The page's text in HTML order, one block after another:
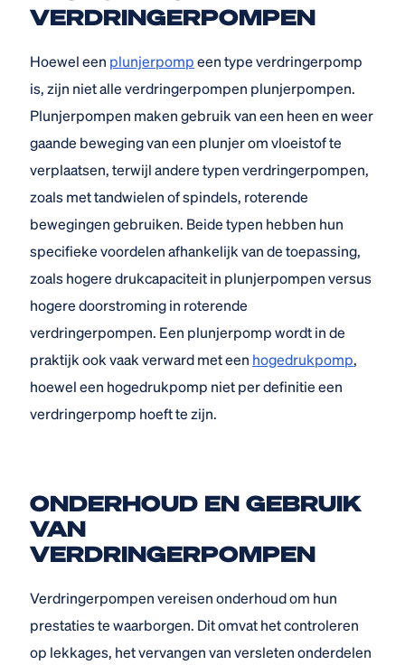
VERDRINGERPOMPEN
Hoewel een plunjerpompeen type verdringerpomp
is, zijn niet alle verdringerpompen plunjerpompen.
Plunjerpompen maken gebruik van een heen en weer
gaande beweging van een plunjer om vloeistof te
verplaatsen, terwijl andere typen verdringerpompen,
zoals met tandwielen of spindels, roterende
bewegingen gebruiken. Beide typen hebben hun
specifieke voordelen afhankelijk van de toepassing,
zoals hogere drukcapaciteit in plunjerpompen versus
hogere doorstroming in roterende
verdringerpompen. Een plunjerpomp wordt in de
praktijk ook vaak verward met een hogedrukpomp,
hoewel een hogedrukpomp niet per definitie een
verdringerpomp hoeft te zijn.
ONDERHOUD EN GEBRUIK
VAN
VERDRINGERPOMPEN
Verdringerpompen vereisen onderhoud om hun
prestaties te waarborgen. Dit omvat het controleren
op lekkages, het vervangen van versleten onderdelen